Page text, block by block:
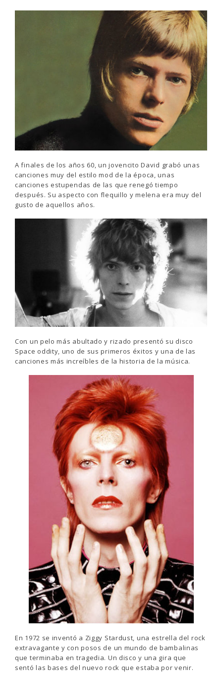
A finales de los años 60, un jovencito David grabó unas
canciones muy del estilo mod de la época, unas
canciones estupendas de las que renegó tiempo
después. Su aspecto con flequillo y melena era muy del
gusto de aquellos años.
Con un pelo más abultado y rizado presentó su disco
Space oddity, uno de sus primeros éxitos y una de las
canciones más increíbles de la historia de la música.
En 1972 se inventó a Ziggy Stardust, una estrella del rock
extravagante y con posos de un mundo de bambalinas
que terminaba en tragedia. Un disco y una gira que
sentó las bases del nuevo rock que estaba por venir.